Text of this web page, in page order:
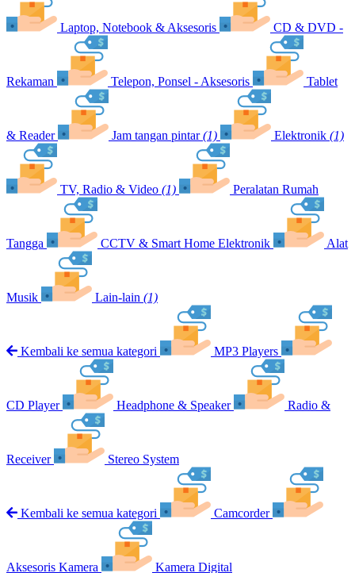
Laptop, Notebook & Aksesoris CD & DVD -
Rekaman Telepon, Ponsel - Aksesoris Tablet
& Reader Jam tangan pintar (1) Elektronik (1)
TV, Radio & Video (1) Peralatan Rumah
Tangga CCTV & Smart Home Elektronik Alat
Musik Lain-lain (1)
Kembali ke semua kategori MP3 Players
CD Player Headphone & Speaker Radio &
Receiver Stereo System
Kembali ke semua kategori Camcorder
Aksesoris Kamera Kamera Digital